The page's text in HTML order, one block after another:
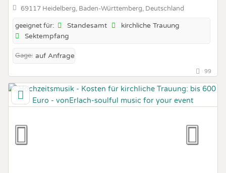
69117 Heidelberg, Baden-Württemberg, Deutschland
geeignet für: Standesamt
kirchliche Trauung
Sektempfang
Gage: auf Anfrage
99